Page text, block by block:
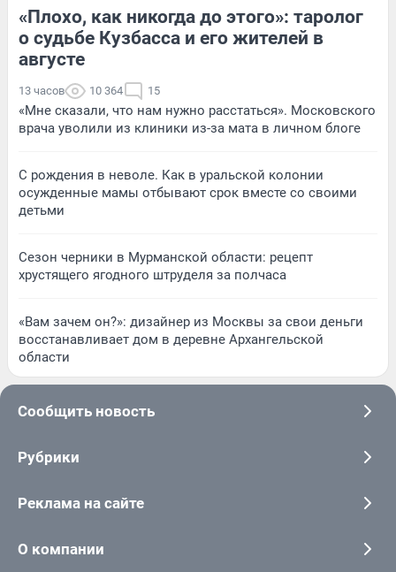
«Плохо, как никогда до этого»: таролог
о судьбе Кузбасса и его жителей в
августе
13 часов 10 364 15
«Мне сказали, что нам нужно расстаться». Московского
врача уволили из клиники из-за мата в личном блоге
С рождения в неволе. Как в уральской колонии
осужденные мамы отбывают срок вместе со своими
детьми
Сезон черники в Мурманской области: рецепт
хрустящего ягодного штруделя за полчаса
«Вам зачем он?»: дизайнер из Москвы за свои деньги
восстанавливает дом в деревне Архангельской
области
Сообщить новость
Рубрики
Реклама на сайте
О компании